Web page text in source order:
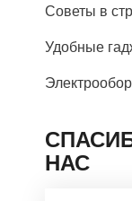
Советы в
Удобные
НАС